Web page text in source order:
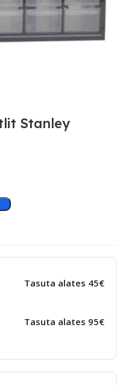
Stanley
Tasuta alates 45€
Tasuta alates 95€